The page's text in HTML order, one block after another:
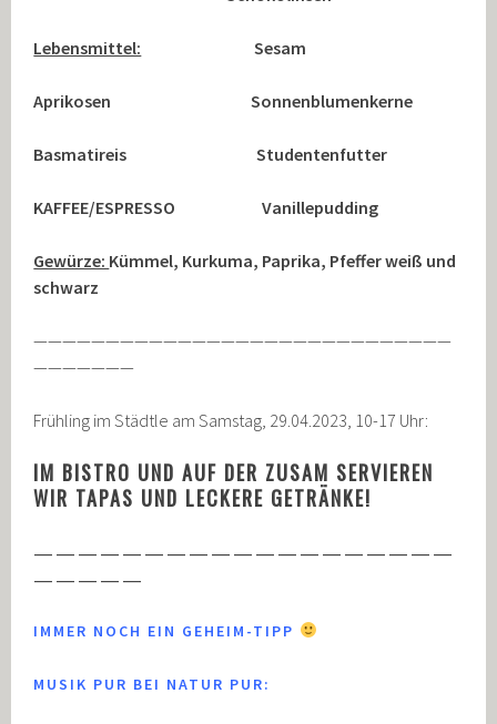
Lebensmittel: Sesam
Aprikosen Sonnenblumenkerne
Basmatireis Studentenfutter
KAFFEE/ESPRESSO Vanillepudding
Gewürze: Kümmel, Kurkuma, Paprika, Pfeffer weiß und
schwarz
—————————————————————————————
———————
Frühling im Städtle am Samstag, 29.04.2023, 10-17 Uhr:
IM BISTRO UND AUF DER ZUSAM SERVIEREN
WIR TAPAS UND LECKERE GETRÄNKE!
———————————————————
—————
IMMER NOCH EIN GEHEIM-TIPP
MUSIK PUR BEI NATUR PUR: